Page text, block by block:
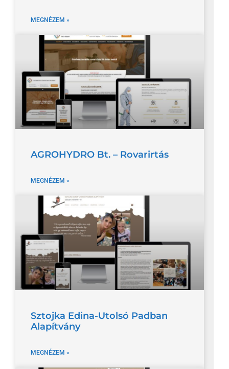
MEGNÉZEM »
AGROHYDRO Bt. – Rovarirtás
MEGNÉZEM »
Sztojka Edina-Utolsó Padban
Alapítvány
MEGNÉZEM »